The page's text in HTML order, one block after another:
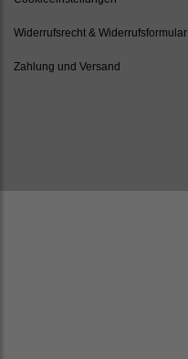
Widerrufsrecht & Widerrufsformular
Zahlung und Versand